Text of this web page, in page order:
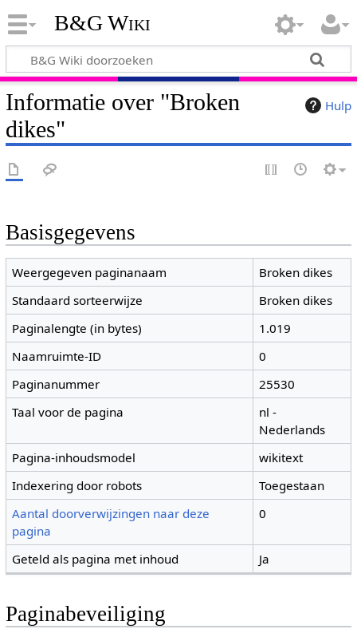
B&G Wiki
Hulp
Informatie over "Broken
dikes"
Basisgegevens
Weergegeven paginanaam
Broken dikes
Standaard sorteerwijze
Broken dikes
Paginalengte (in bytes)
1.019
Naamruimte-ID
0
Paginanummer
25530
Taal voor de pagina
nl -
Nederlands
Pagina-inhoudsmodel
wikitext
Indexering door robots
Toegestaan
Aantal doorverwijzingen naar deze
pagina
0
Geteld als pagina met inhoud Ja
Paginabeveiliging